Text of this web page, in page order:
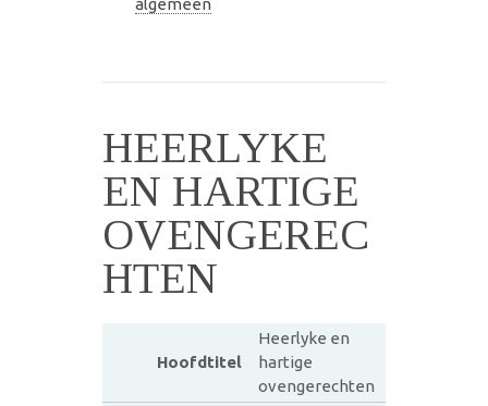
HEERLYKE
EN HARTIGE
OVENGEREC
HTEN
Hoofdtitel
Heerlyke en
hartige
ovengerechten